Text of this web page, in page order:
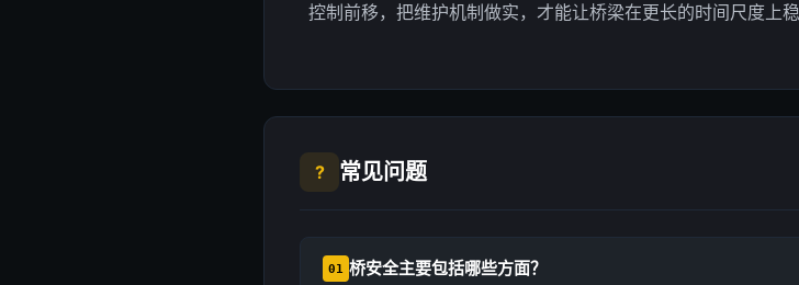
控制前移，把维护机制做实，才能让桥梁在更长的时间尺度上稳
? 常见问题
01 桥安全主要包括哪些方面？